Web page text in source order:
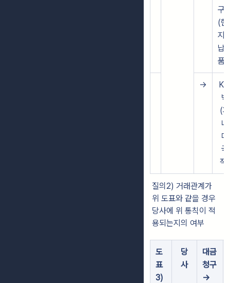
구
(현
지
납
품)
→
K
박
(파
나
마
국
적)
질의2) 거래관계가
위 도표와 같을 경우
당사에 위 통칙이 적
용되는지의 여부
도
표
3)
당
사
대금
청구
→